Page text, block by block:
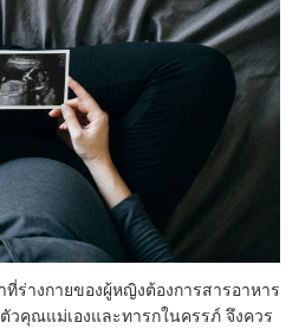
ร่างกายของผู้หญิงต้องการสารอาหาร
วคุณแม่เองและทารกในครรภ์ จึงควร